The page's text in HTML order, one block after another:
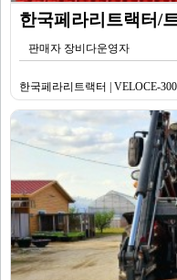
판매자 장비다운영자
한국페라리트랙터 | VELOCE-